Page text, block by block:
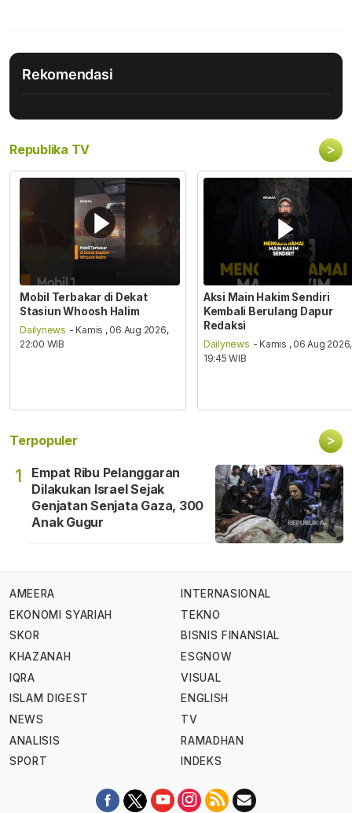
Rekomendasi
Republika TV >
Mobil Terbakar di Dekat
Stasiun Whoosh Halim
Dailynews - Kamis , 06 Aug 2026,
22:00 WIB
Aksi Main Hakim Sendiri
Kembali Berulang Dapur
Redaksi
Dailynews - Kamis , 06 Aug 2026,
19:45 WIB
Terpopuler >
1
Empat Ribu Pelanggaran
Dilakukan Israel Sejak
Genjatan Senjata Gaza, 300
Anak Gugur
AMEERA
EKONOMI SYARIAH
SKOR
KHAZANAH
IQRA
ISLAM DIGEST
NEWS
ANALISIS
SPORT
INTERNASIONAL
TEKNO
BISNIS FINANSIAL
ESGNOW
VISUAL
ENGLISH
TV
RAMADHAN
INDEKS